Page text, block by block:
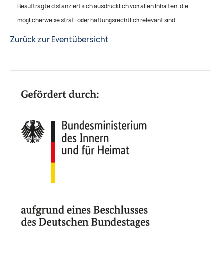
Beauftragte distanziert sich ausdrücklich von allen Inhalten, die
möglicherweise straf- oder haftungsrechtlich relevant sind.
Zurück zur Eventübersicht